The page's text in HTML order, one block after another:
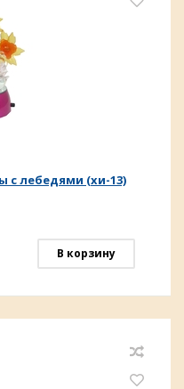
с лебедями (хи-13)
В корзину